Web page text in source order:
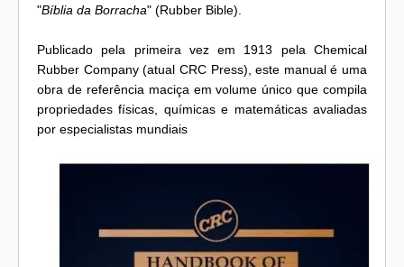
"Bíblia da Borracha" (Rubber Bible).
Publicado pela primeira vez em 1913 pela Chemical
Rubber Company (atual CRC Press), este manual é uma
obra de referência maciça em volume único que compila
propriedades físicas, químicas e matemáticas avaliadas
por especialistas mundiais